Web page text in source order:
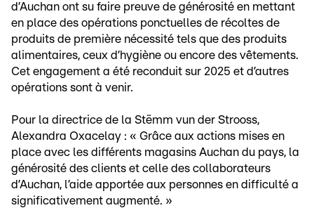
d’Auchan ont su faire preuve de générosité en mettant
en place des opérations ponctuelles de récoltes de
produits de première nécessité tels que des produits
alimentaires, ceux d’hygiène ou encore des vêtements.
Cet engagement a été reconduit sur 2025 et d’autres
opérations sont à venir.
Pour la directrice de la Stëmm vun der Strooss,
Alexandra Oxacelay : « Grâce aux actions mises en
place avec les différents magasins Auchan du pays, la
générosité des clients et celle des collaborateurs
d’Auchan, l’aide apportée aux personnes en difficulté a
significativement augmenté. »